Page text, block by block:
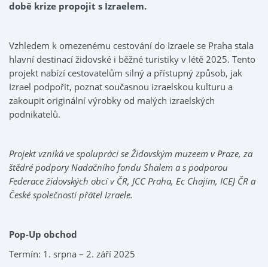
době krize propojit s Izraelem.
Vzhledem k omezenému cestování do Izraele se Praha stala
hlavní destinací židovské i běžné turistiky v létě 2025. Tento
projekt nabízí cestovatelům silný a přístupný způsob, jak
Izrael podpořit, poznat současnou izraelskou kulturu a
zakoupit originální výrobky od malých izraelských
podnikatelů.
Projekt vzniká ve spolupráci se Židovským muzeem v Praze, za
štědré podpory Nadačního fondu Shalem a s podporou
Federace židovských obcí v ČR, JCC Praha, Ec Chajim, ICEJ ČR a
České společnosti přátel Izraele.
Pop-Up obchod
Termín: 1. srpna – 2. září 2025